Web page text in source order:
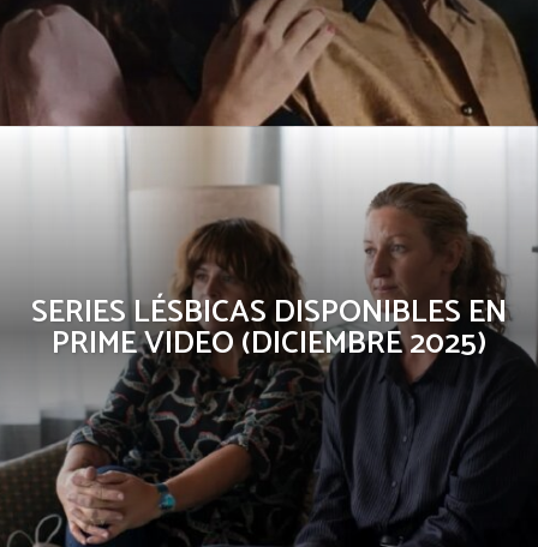
SERIES LÉSBICAS DISPONIBLES EN
PRIME VIDEO (DICIEMBRE 2025)